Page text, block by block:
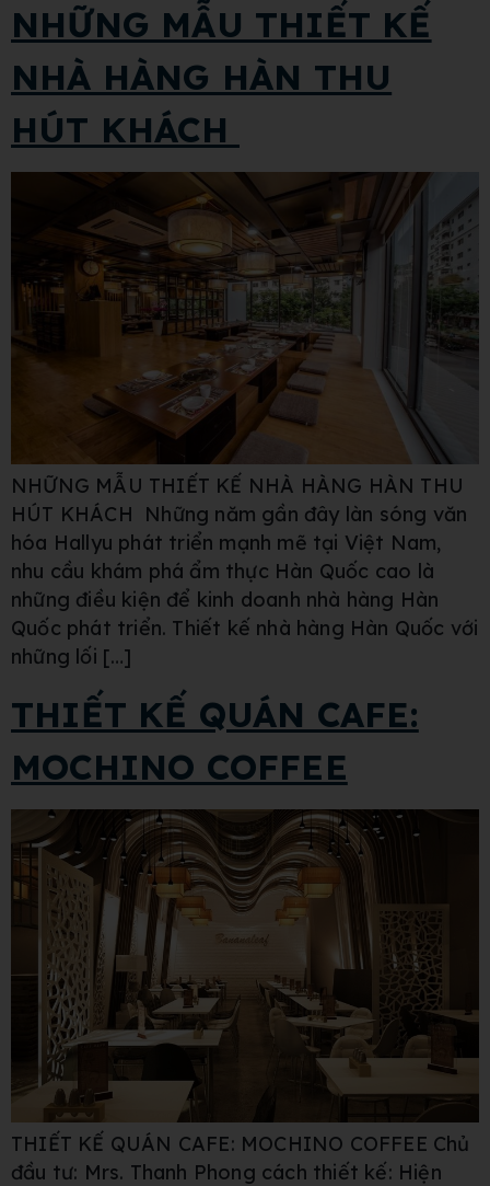
NHỮNG MẪU THIẾT KẾ
NHÀ HÀNG HÀN THU
HÚT KHÁCH
NHỮNG MẪU THIẾT KẾ NHÀ HÀNG HÀN THU
HÚT KHÁCH Những năm gần đây làn sóng văn
hóa Hallyu phát triển mạnh mẽ tại Việt Nam,
nhu cầu khám phá ẩm thực Hàn Quốc cao là
những điều kiện để kinh doanh nhà hàng Hàn
Quốc phát triển. Thiết kế nhà hàng Hàn Quốc với
những lối […]
THIẾT KẾ QUÁN CAFE:
MOCHINO COFFEE
THIẾT KẾ QUÁN CAFE: MOCHINO COFFEE Chủ
đầu tư: Mrs. Thanh Phong cách thiết kế: Hiện